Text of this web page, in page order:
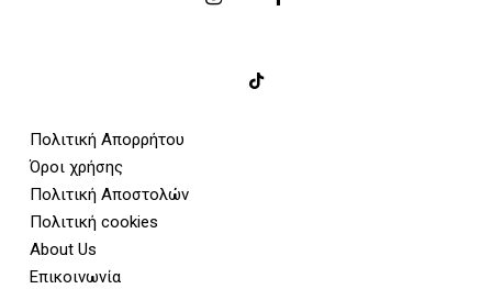
Πολιτική Απορρήτου
Όροι χρήσης
Πολιτική Αποστολών
Πολιτική cookies
About Us
Επικοινωνία